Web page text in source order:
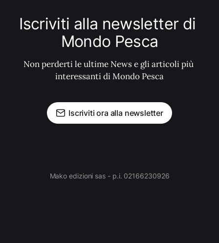
Iscriviti alla newsletter di
Mondo Pesca
Non perderti le ultime News e gli articoli più
interessanti di Mondo Pesca
Iscriviti ora alla newsletter
Mako edizioni sas - p.i. 02166230926